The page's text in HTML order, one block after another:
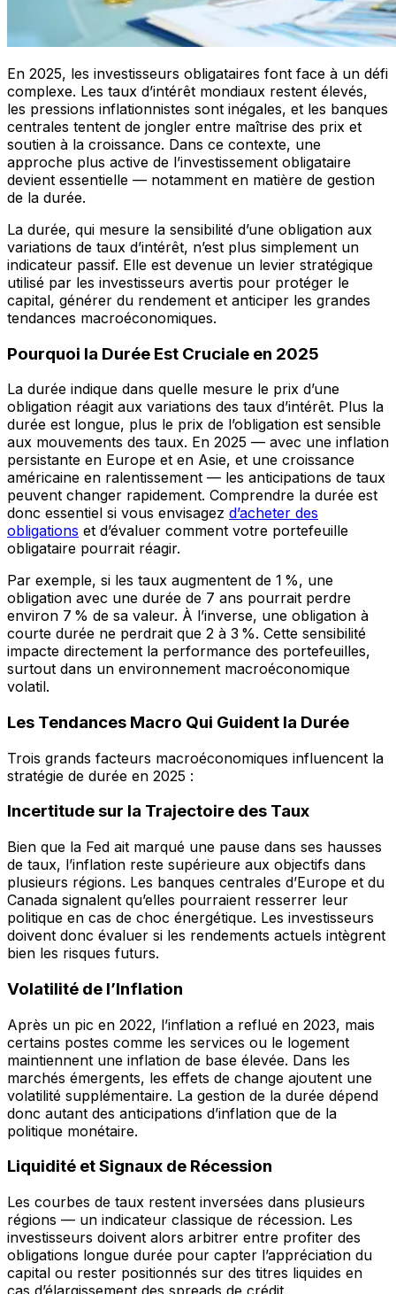
En 2025, les investisseurs obligataires font face à un défi
complexe. Les taux d’intérêt mondiaux restent élevés,
les pressions inflationnistes sont inégales, et les banques
centrales tentent de jongler entre maîtrise des prix et
soutien à la croissance. Dans ce contexte, une
approche plus active de l’investissement obligataire
devient essentielle — notamment en matière de gestion
de la durée.
La durée, qui mesure la sensibilité d’une obligation aux
variations de taux d’intérêt, n’est plus simplement un
indicateur passif. Elle est devenue un levier stratégique
utilisé par les investisseurs avertis pour protéger le
capital, générer du rendement et anticiper les grandes
tendances macroéconomiques.
Pourquoi la Durée Est Cruciale en 2025
La durée indique dans quelle mesure le prix d’une
obligation réagit aux variations des taux d’intérêt. Plus la
durée est longue, plus le prix de l’obligation est sensible
aux mouvements des taux. En 2025 — avec une inflation
persistante en Europe et en Asie, et une croissance
américaine en ralentissement — les anticipations de taux
peuvent changer rapidement. Comprendre la durée est
donc essentiel si vous envisagez d’acheter des
obligations et d’évaluer comment votre portefeuille
obligataire pourrait réagir.
Par exemple, si les taux augmentent de 1 %, une
obligation avec une durée de 7 ans pourrait perdre
environ 7 % de sa valeur. À l’inverse, une obligation à
courte durée ne perdrait que 2 à 3 %. Cette sensibilité
impacte directement la performance des portefeuilles,
surtout dans un environnement macroéconomique
volatil.
Les Tendances Macro Qui Guident la Durée
Trois grands facteurs macroéconomiques influencent la
stratégie de durée en 2025 :
Incertitude sur la Trajectoire des Taux
Bien que la Fed ait marqué une pause dans ses hausses
de taux, l’inflation reste supérieure aux objectifs dans
plusieurs régions. Les banques centrales d’Europe et du
Canada signalent qu’elles pourraient resserrer leur
politique en cas de choc énergétique. Les investisseurs
doivent donc évaluer si les rendements actuels intègrent
bien les risques futurs.
Volatilité de l’Inflation
Après un pic en 2022, l’inflation a reflué en 2023, mais
certains postes comme les services ou le logement
maintiennent une inflation de base élevée. Dans les
marchés émergents, les effets de change ajoutent une
volatilité supplémentaire. La gestion de la durée dépend
donc autant des anticipations d’inflation que de la
politique monétaire.
Liquidité et Signaux de Récession
Les courbes de taux restent inversées dans plusieurs
régions — un indicateur classique de récession. Les
investisseurs doivent alors arbitrer entre profiter des
obligations longue durée pour capter l’appréciation du
capital ou rester positionnés sur des titres liquides en
cas d’élargissement des spreads de crédit.